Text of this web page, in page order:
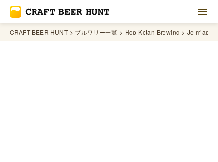
CRAFT BEER HUNT ブルワリー一覧 Hop Kotan Brewing Je